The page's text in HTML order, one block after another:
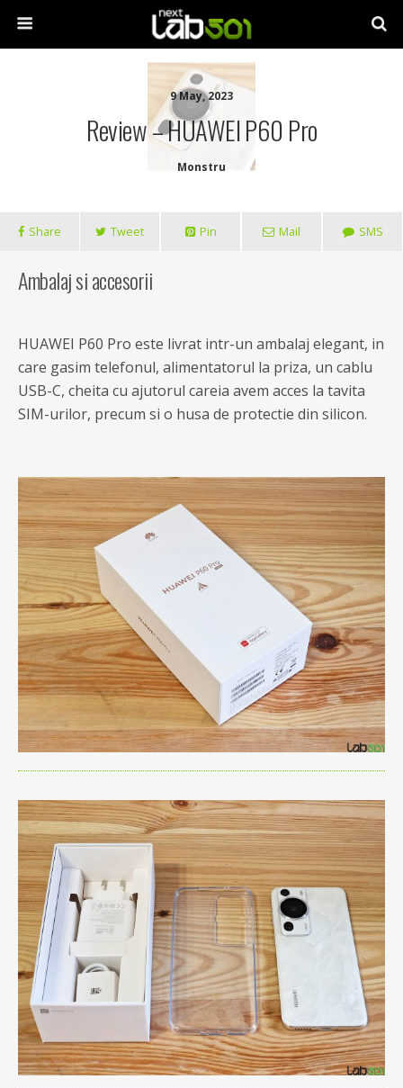
9 May, 2023
Review – HUAWEI P60 Pro
Monstru
Share Tweet Pin Mail SMS
Ambalaj si accesorii
HUAWEI P60 Pro este livrat intr-un ambalaj elegant, in
care gasim telefonul, alimentatorul la priza, un cablu
USB-C, cheita cu ajutorul careia avem acces la tavita
SIM-urilor, precum si o husa de protectie din silicon.